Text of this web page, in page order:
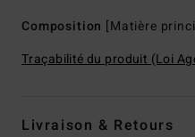
Composition [Matière
Traçabilité du produit (Loi
Livraison & Retours